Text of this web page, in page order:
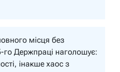
місця без
Держпраці наголошує:
інакше хаос з